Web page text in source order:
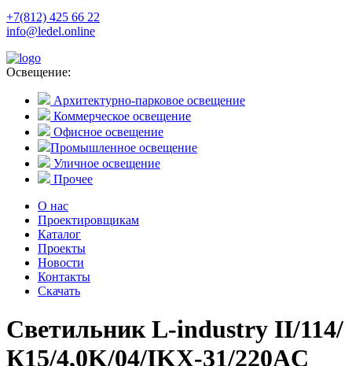
+7(812) 425 66 22
info@ledel.online
Освещение:
Архитектурно-парковое освещение
Коммерческое освещение
Офисное освещение
Промышленное освещение
Уличное освещение
Прочее
О нас
Проектировщикам
Каталог
Проекты
Новости
Контакты
Скачать
Светильник L-industry II/114/
К15/4,0K/04/IKX-31/220AC